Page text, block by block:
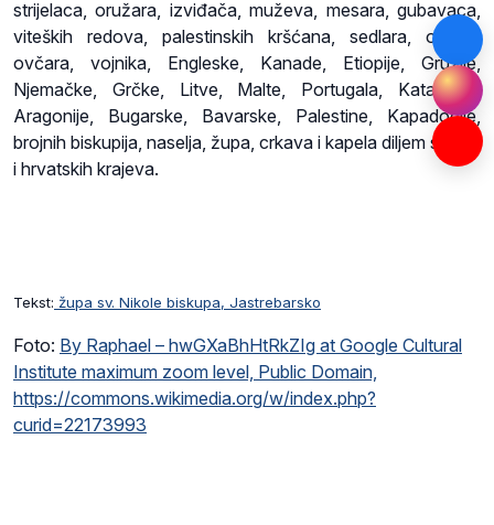
strijelaca, oružara, izviđača, muževa, mesara, gubavaca,
viteških redova, palestinskih kršćana, sedlara, ovaca,
ovčara, vojnika, Engleske, Kanade, Etiopije, Gruzije,
Njemačke, Grčke, Litve, Malte, Portugala, Katalonije,
Aragonije, Bugarske, Bavarske, Palestine, Kapadocije,
brojnih biskupija, naselja, župa, crkava i kapela diljem svijeta
i hrvatskih krajeva.
Tekst: župa sv. Nikole biskupa, Jastrebarsko
Foto: By Raphael – hwGXaBhHtRkZIg at Google Cultural
Institute maximum zoom level, Public Domain,
https://commons.wikimedia.org/w/index.php?
curid=22173993